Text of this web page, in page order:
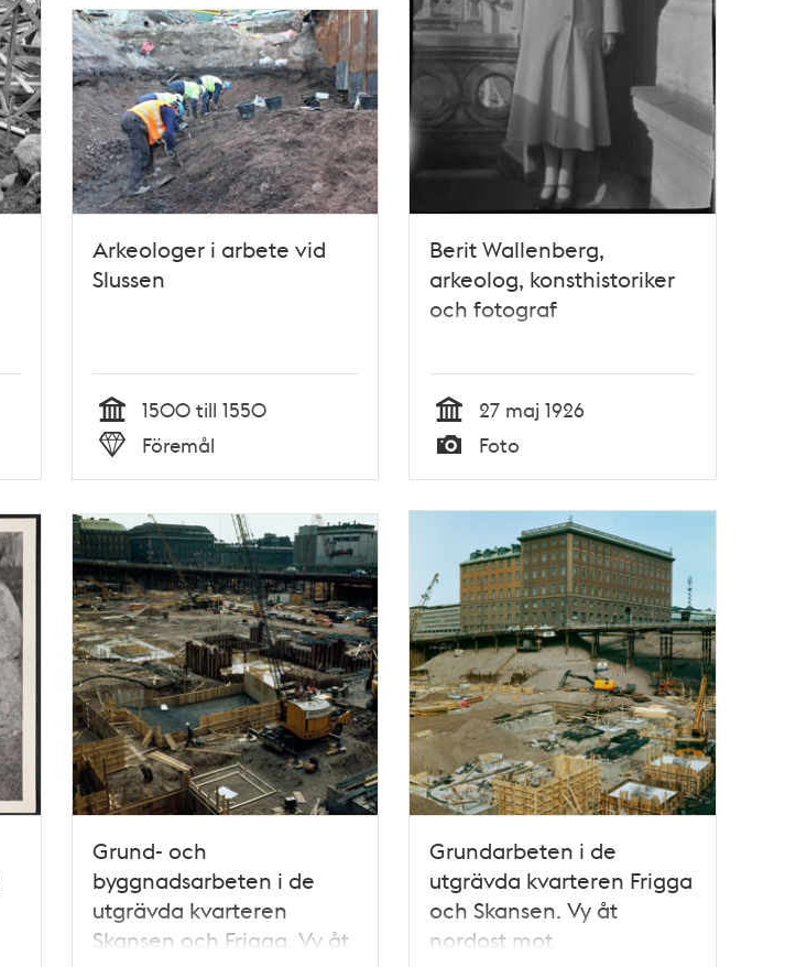
Arkeologer i arbete vid
Slussen
Tid
1500 till 1550
Typ
Föremål
Berit Wallenberg,
arkeolog, konsthistoriker
och fotograf
Tid
27 maj 1926
Typ
Foto
Grund- och
byggnadsarbeten i de
utgrävda kvarteren
Skansen och Frigga. Vy åt
Grundarbeten i de
utgrävda kvarteren Frigga
och Skansen. Vy åt
nordost mot